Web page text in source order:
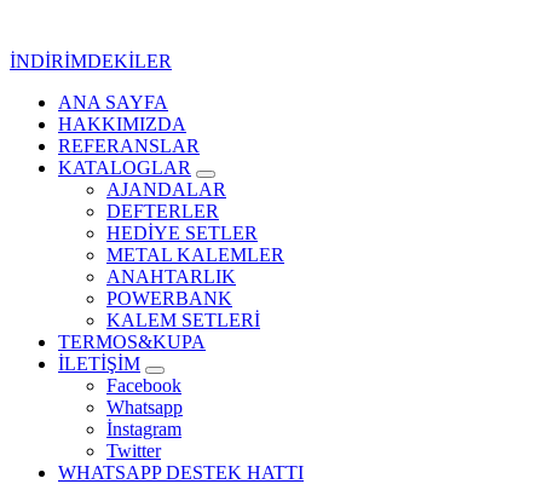
İNDİRİMDEKİLER
Kurumsal Promosyon-Hediyelik
ANA SAYFA
HAKKIMIZDA
REFERANSLAR
KATALOGLAR
AJANDALAR
DEFTERLER
HEDİYE SETLER
METAL KALEMLER
ANAHTARLIK
POWERBANK
KALEM SETLERİ
TERMOS&KUPA
İLETİŞİM
Facebook
Whatsapp
İnstagram
Twitter
WHATSAPP DESTEK HATTI